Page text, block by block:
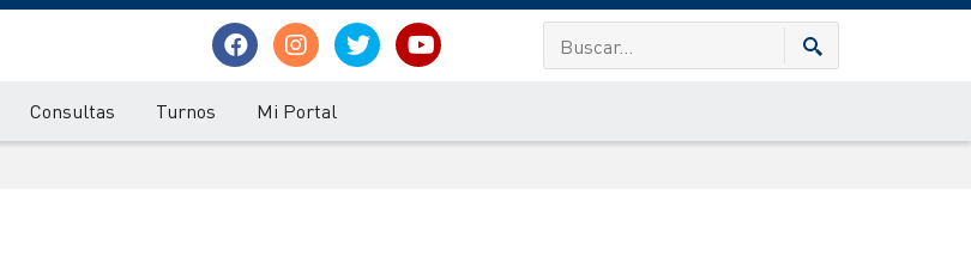
Consultas Turnos Mi Portal